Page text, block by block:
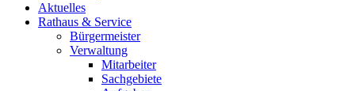
Aktuelles
Rathaus & Service
Bürgermeister
Verwaltung
Mitarbeiter
Sachgebiete